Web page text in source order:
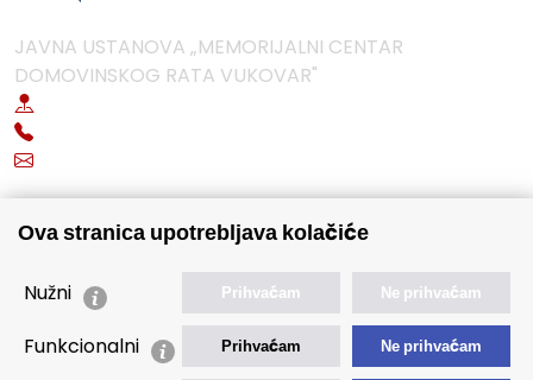
Ova stranica upotrebljava kolačiće
Nužni Prihvaćam Ne prihvaćam
Funkcionalni Prihvaćam Ne prihvaćam
JAVNA USTANOVA „MEMORIJALNI CENTAR
DOMOVINSKOG RATA VUKOVAR"
🢒 Natječaji
🢒 Javna nabava